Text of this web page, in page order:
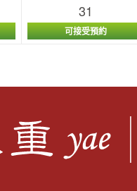
31
可接受預約